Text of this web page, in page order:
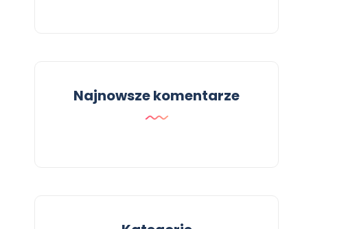
Najnowsze komentarze